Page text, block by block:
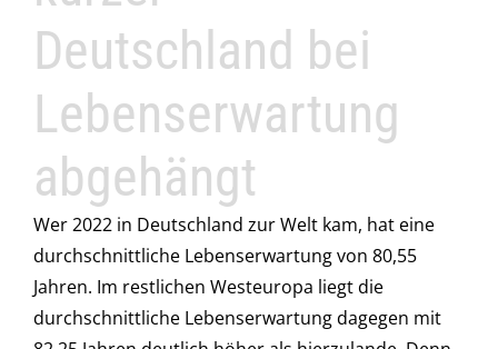
Deutschland bei
Lebenserwartung
abgehängt
Wer 2022 in Deutschland zur Welt kam, hat eine
durchschnittliche Lebenserwartung von 80,55
Jahren. Im restlichen Westeuropa liegt die
durchschnittliche Lebenserwartung dagegen mit